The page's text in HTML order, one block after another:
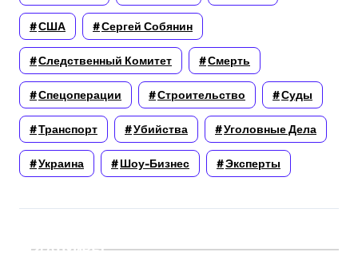
США Сергей Собянин
Следственный Комитет Смерть
Спецоперации Строительство Суды
Транспорт Убийства Уголовные Дела
Украина Шоу-Бизнес Эксперты
Архивы